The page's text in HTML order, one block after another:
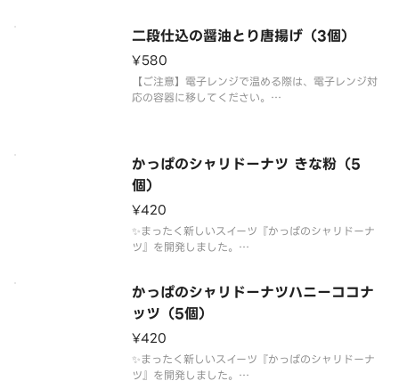
ご確認ください。
二段仕込の醤油とり唐揚げ（3個）
¥580
【ご注意】電子レンジで温める際は、電子レンジ対
応の容器に移してください。
ご確認ください。
かっぱのシャリドーナツ きな粉（5
個）
¥420
✨まったく新しいスイーツ『かっぱのシャリドーナ
ツ』を開発しました。
⚠️【ご注意】電子レンジで温める際は、電子レンジ
対応の容器に移してください。
◆到着後は
かっぱのシャリドーナツハニーココナ
ッツ（5個）
¥420
✨まったく新しいスイーツ『かっぱのシャリドーナ
ツ』を開発しました。